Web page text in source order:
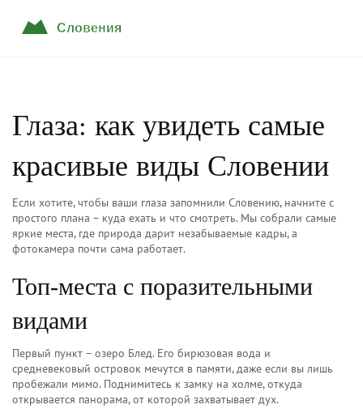
Глаза: как увидеть самые
красивые виды Словении
Если хотите, чтобы ваши глаза запомнили Словению, начните с
простого плана – куда ехать и что смотреть. Мы собрали самые
яркие места, где природа дарит незабываемые кадры, а
фотокамера почти сама работает.
Топ‑места с поразительными
видами
Первый пункт – озеро Блед. Его бирюзовая вода и
средневековый островок мечутся в памяти, даже если вы лишь
пробежали мимо. Поднимитесь к замку на холме, откуда
открывается панорама, от которой захватывает дух.